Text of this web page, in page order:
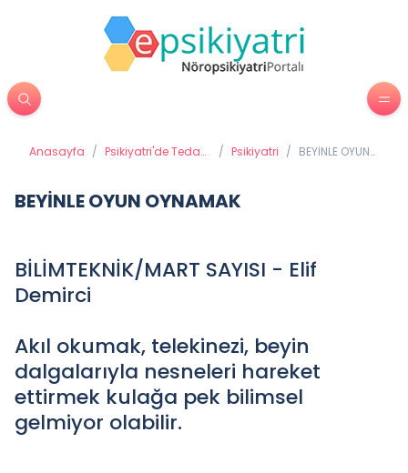
Anasayfa / Psikiyatri'de Tedavi
/ Psikiyatri / BEYİNLE OYUN
BEYİNLE OYUN OYNAMAK
BİLİMTEKNİK/MART SAYISI - Elif
Demirci
Akıl okumak, telekinezi, beyin
dalgalarıyla nesneleri hareket
ettirmek kulağa pek bilimsel
gelmiyor olabilir.